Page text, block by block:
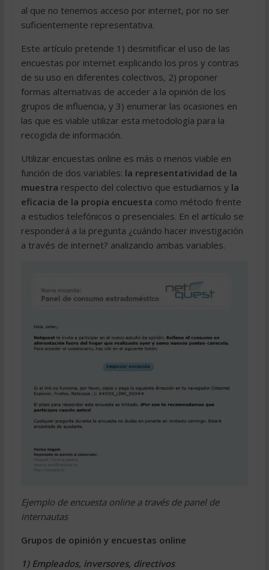
al que no tenemos acceso por internet, por no ser
suficientemente representativa.
Este artículo pretende 1) desmitificar el uso de las
encuestas por internet explicando los pros y contras
de su uso en diferentes colectivos, 2) proponer
formas alternativas de acceder a la opinión de los
grupos de influencia, y 3) enumerar las ocasiones en
las que es viable utilizar esta metodología para la
recogida de información.
Utilizar encuestas online es más o menos viable en
función de dos variables: la representatividad de la
muestra respecto del colectivo que estudiamos y la
eficacia de la propia encuesta como método frente
a estudios telefónicos o presenciales. En el artículo se
responderá a la pregunta ¿cuándo hacer investigación
a través de internet? analizando ambas variables.
Ejemplo de encuesta online a través de panel de
internautas
Grupos de opinión y encuestas online
1) Empleados, inversores, directivos